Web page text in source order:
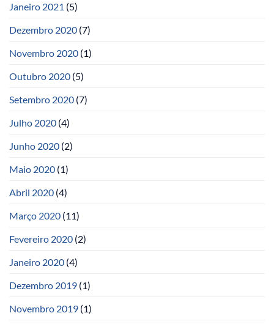
Janeiro 2021 (5)
Dezembro 2020 (7)
Novembro 2020 (1)
Outubro 2020 (5)
Setembro 2020 (7)
Julho 2020 (4)
Junho 2020 (2)
Maio 2020 (1)
Abril 2020 (4)
Março 2020 (11)
Fevereiro 2020 (2)
Janeiro 2020 (4)
Dezembro 2019 (1)
Novembro 2019 (1)